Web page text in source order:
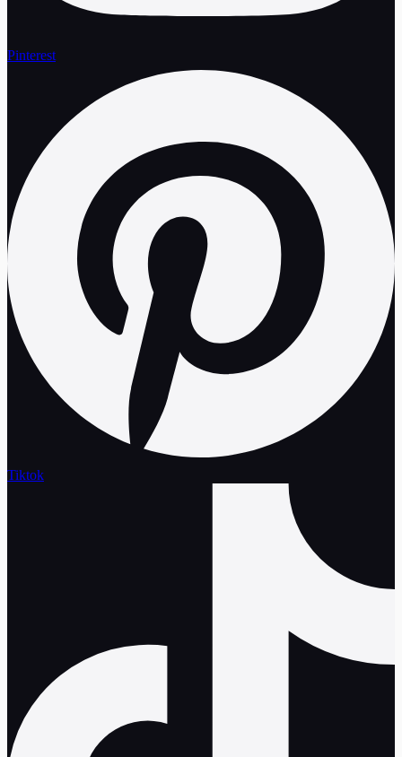
Pinterest
Tiktok